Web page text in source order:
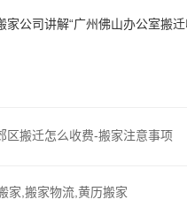
家公司讲解“广州佛山办公室搬
区搬迁怎么收费-搬家注意事项
家,搬家物流,黄历搬家